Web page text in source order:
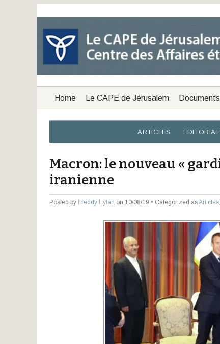
Home Le CAPE de Jérusalem Documents
ARTICLES EDITORIAL
Macron: le nouveau «
iranienne
Posted by Freddy Eytan on 10/08/19 • Categorized asArticles,